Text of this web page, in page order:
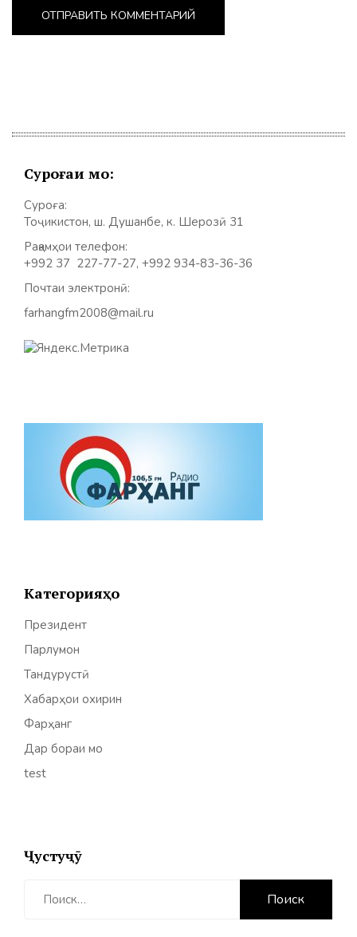
Суроғаи мо:
Суроға:
Тоҷикистон, ш. Душанбе, к. Шерозӣ 31
Рақамҳои телефон:
+992 37 227-77-27, +992 934-83-36-36
Почтаи электронӣ:
farhangfm2008@mail.ru
Категорияҳо
Президент
Парлумон
Тандурустӣ
Хабарҳои охирин
Фарҳанг
Дар бораи мо
test
Ҷустуҷӯ